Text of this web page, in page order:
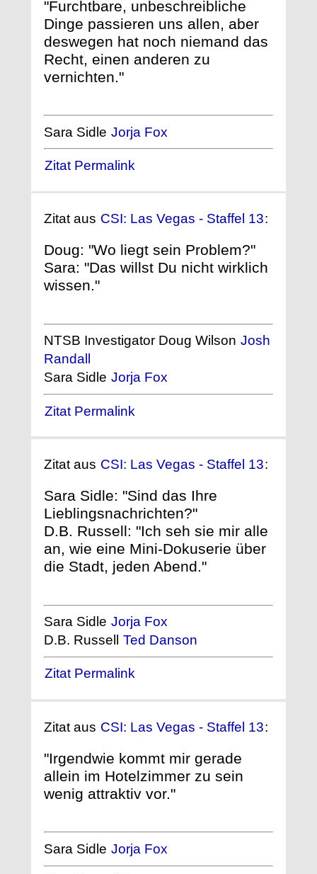
"Furchtbare, unbeschreibliche
Dinge passieren uns allen, aber
deswegen hat noch niemand das
Recht, einen anderen zu
vernichten."
Sara Sidle Jorja Fox
Zitat Permalink
Zitat aus CSI: Las Vegas - Staffel 13:
Doug: "Wo liegt sein Problem?"
Sara: "Das willst Du nicht wirklich
wissen."
NTSB Investigator Doug Wilson Josh
Randall
Sara Sidle Jorja Fox
Zitat Permalink
Zitat aus CSI: Las Vegas - Staffel 13:
Sara Sidle: "Sind das Ihre
Lieblingsnachrichten?"
D.B. Russell: "Ich seh sie mir alle
an, wie eine Mini-Dokuserie über
die Stadt, jeden Abend."
Sara Sidle Jorja Fox
D.B. Russell Ted Danson
Zitat Permalink
Zitat aus CSI: Las Vegas - Staffel 13:
"Irgendwie kommt mir gerade
allein im Hotelzimmer zu sein
wenig attraktiv vor."
Sara Sidle Jorja Fox